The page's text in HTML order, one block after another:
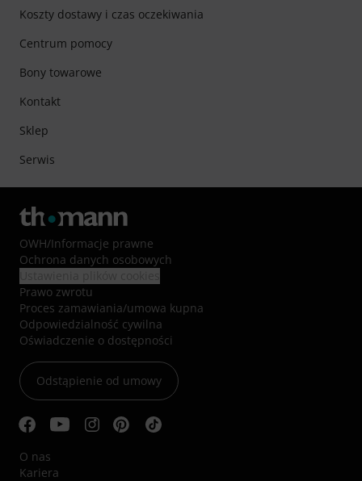
Koszty dostawy i czas oczekiwania
Centrum pomocy
Bony towarowe
Kontakt
Sklep
Serwis
OWH/Informacje prawne
Ochrona danych osobowych
Prawo zwrotu
Proces zamawiania/umowa kupna
Odpowiedzialność cywilna
Oświadczenie o dostępności
Odstąpienie od umowy
O nas
Kariera